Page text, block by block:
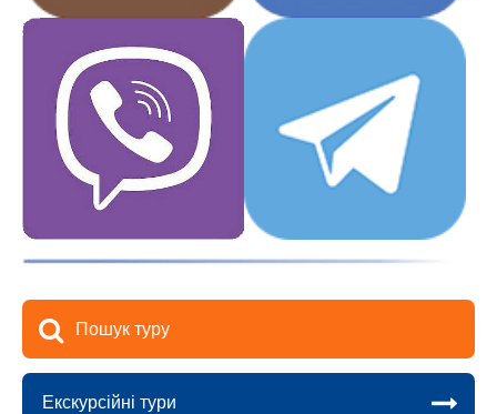
Пошук туру
Екскурсійні тури